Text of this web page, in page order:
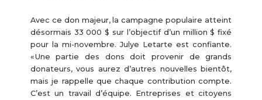
Avec ce don majeur, la campagne populaire atteint
désormais 33 000 $ sur l’objectif d’un million $ fixé
pour la mi-novembre. Julye Letarte est confiante.
« Une partie des dons doit provenir de grands
donateurs, vous aurez d’autres nouvelles bientôt,
mais je rappelle que chaque contribution compte.
C’est un travail d’équipe. Entreprises et citoyens